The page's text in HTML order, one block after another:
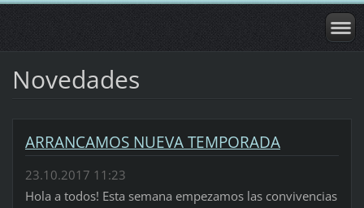
Novedades
ARRANCAMOS NUEVA TEMPORADA
23.10.2017 11:23
Hola a todos! Esta semana empezamos las convivencias